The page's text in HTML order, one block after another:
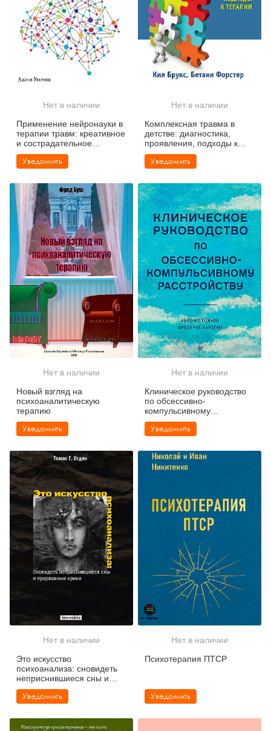
Нет в наличии
Применение нейронауки в
терапии травм: креативное
и сострадательное
консультирование
Уведомить
Нет в наличии
Комплексная травма в
детстве: диагностика,
проявления, подходы к
терапии
Уведомить
Нет в наличии
Новый взгляд на
психоаналитическую
терапию
Уведомить
Нет в наличии
Клиническое руководство
по обсессивно-
компульсивному
расстройству
Уведомить
Нет в наличии
Это искусство
психоанализа: сновидеть
неприснившиеся сны и
прерванные крики
Уведомить
Нет в наличии
Психотерапия ПТСР
Уведомить